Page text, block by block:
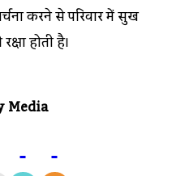
करने से परिवार में सुख
होती है।
Media